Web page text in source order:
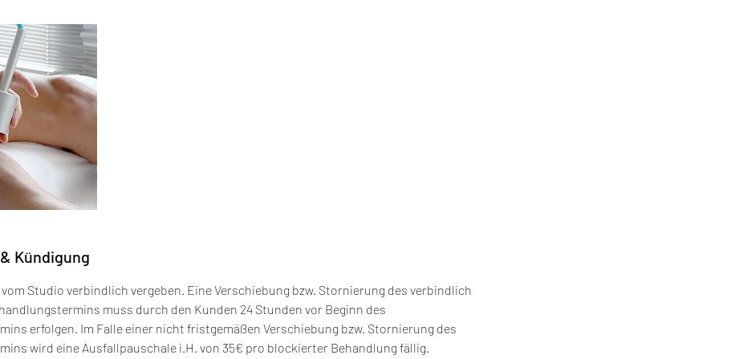
Kündigung
Studio verbindlich vergeben. Eine Verschiebung bzw. Stornierung des verbindlich
muss durch den Kunden 24 Stunden vor Beginn des
erfolgen. Im Falle einer nicht fristgemäßen Verschiebung bzw. Stornierung des
wird eine Ausfallpauschale i.H. von 35€ pro blockierter Behandlung fällig.